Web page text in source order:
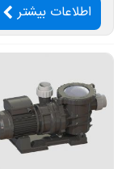
اطلاعات بیشتر